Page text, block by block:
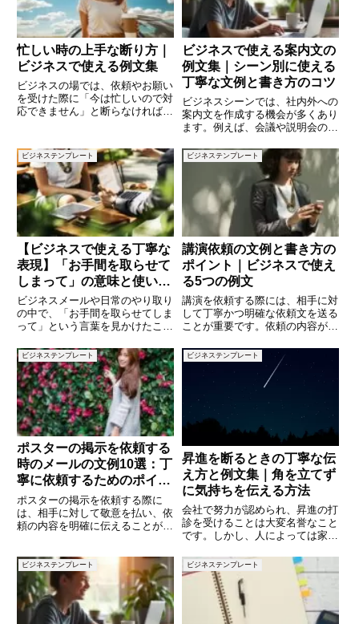
忙しい時の上手な断り方｜
ビジネスで使える例文集
ビジネスの場では、依頼やお願い
を受けた際に「今は忙しいので対
応できません」と断らなければな
的でない」という印象を与えてし
まい、人間関係や信頼関係に悪影
響を及ぼしかねません。そこで本
ビジネスで使える案内文の
例文集｜シーン別に使える
丁寧な文例と書き方のコツ
ビジネスシーンでは、社内外への
案内文を作成する機会が多くあり
ます。例えば、会議や説明会の開
トの告知、あるいは店舗の営業時
間変更など、多岐にわたる内容
を、相手にわかりやすく、丁寧に
伝える必要があります。この記事
で
ビジネステンプレート
【ビジネスで使える丁寧な
表現】「お手間を取らせて
しまって」の意味と使い
方・例文集
ビジネスメールや日常のやり取り
の中で、「お手間を取らせてしま
って」という言葉を見かけたこと
印象を与えるこの表現は、相手に
対して配慮の気持ちを伝える便利
なフレーズです。しかし、正しく
使わなければ、相手に違和感を与
ビジネステンプレート
講演依頼の文例と書き方の
ポイント｜ビジネスで使え
る5つの例文
講演を依頼する際には、相手に対
して丁寧かつ明確な依頼文を送る
ことが重要です。依頼の内容がわ
たり、断られる原因にもなりま
す。本記事では、講演依頼の文例
を5つご紹介し、書き方のポイン
トについても解説します。ビジネ
ス
ビジネステンプレート
ポスターの掲示を依頼する
時のメールの文例10選：丁
寧に依頼するためのポイン
ト
ポスターの掲示を依頼する際に
は、相手に対して敬意を払い、依
頼の内容を明確に伝えることが重
ことで、相手にとって判断がしや
すくなります。この記事では、ポ
スターの掲示を依頼する際に使え
る
ビジネステンプレート
昇進を断るときの丁寧な伝
え方と例文集｜角を立てず
に気持ちを伝える方法
会社で努力が認められ、昇進の打
診を受けることは大変名誉なこと
です。しかし、人によっては家庭
の兼ね合いから、あえて昇進を望
まない場合もあります。ただし
「せっかくの昇進を断る」という
行為は、相手に誤解を与えやす
ビジネステンプレート ビジネステンプレート